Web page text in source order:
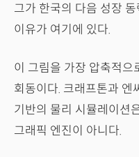
그가 한국의 다음 성장
이유가 여기에 있다.
이 그림을 가장 압축적으
회동이다. 크래프톤과 엔
기반의 물리 시뮬레이션
그래픽 엔진이 아니다.